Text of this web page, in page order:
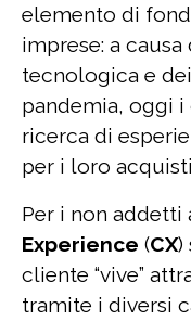
elemento di
imprese: a causa
tecnologica e
pandemia, oggi
ricerca di
per i loro
Per i non addetti
Experience (CX)
cliente “vive”
tramite i diversi